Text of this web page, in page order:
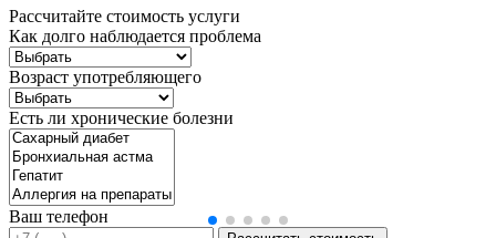
Рассчитайте стоимость услуги
Как долго наблюдается проблема
Возраст употребляющего
Есть ли хронические болезни
Ваш телефон